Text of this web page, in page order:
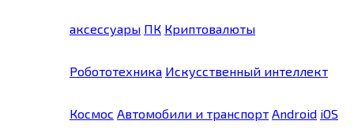
аксессуары ПК Криптовалюты
Робототехника Искусственный интеллект
Космос Автомобили и транспорт Android iOS